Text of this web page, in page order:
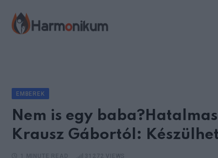
content
EMBEREK
Nem is egy
Krausz Gábortól: